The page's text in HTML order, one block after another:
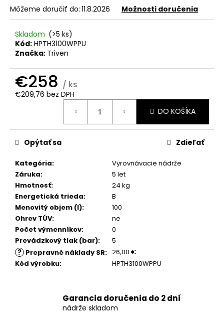
Môžeme doručiť do: 11.8.2026 Možnosti doručenia
Skladom (>5 ks)
Kód: HPTH3100WPPU
Značka: Triven
€258 / ks
€209,76 bez DPH
DO KOŠÍKA
Kategória:
Vyrovnávacie nádrže
Záruka:
5 let
Hmotnosť:
24 kg
Energetická trieda:
B
Menovitý objem (l):
100
Ohrev TÚV:
ne
Počet výmenníkov:
0
Prevádzkový tlak (bar): 5
? Prepravné náklady SR: 26,00 €
Kód výrobku: HPTH3100WPPU
Opýtať sa Zdieľať
Garancia doručenia do 2 dní
nádrže skladom
o
r
ú
č
a
m
e